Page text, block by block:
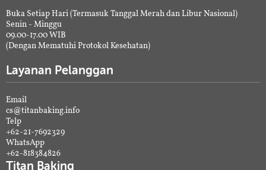
Buka Setiap Hari (Termasuk Tanggal Merah dan Libur Nasional)
Senin - Minggu
09.00-17.00 WIB
(Dengan Mematuhi Protokol Kesehatan)
Layanan Pelanggan
Email
cs@titanbaking.info
Telp
+62-21-7692329
WhatsApp
+62-818384826
Titan Baking